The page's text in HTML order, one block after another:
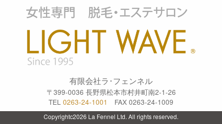
有限会社ラ･フェンネル
〒399-0036 長野県松本市村井町南2-1-26
TEL 0263-24-1001 FAX 0263-24-1009
Copyrightc2026 La Fennel Ltd. All rights reserved.